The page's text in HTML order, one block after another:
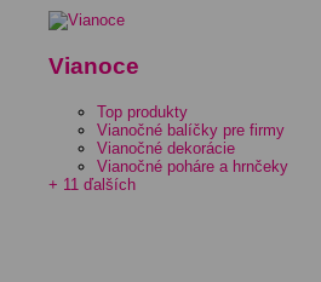
Vianoce
Top produkty
Vianočné balíčky pre firmy
Vianočné dekorácie
Vianočné poháre a hrnčeky
+ 11 ďalších